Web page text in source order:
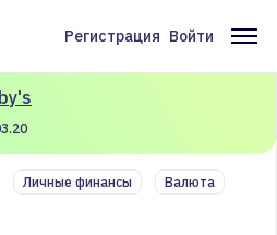
Меню
пользователя
Регистрация Войти
Личные финансы
Валюта